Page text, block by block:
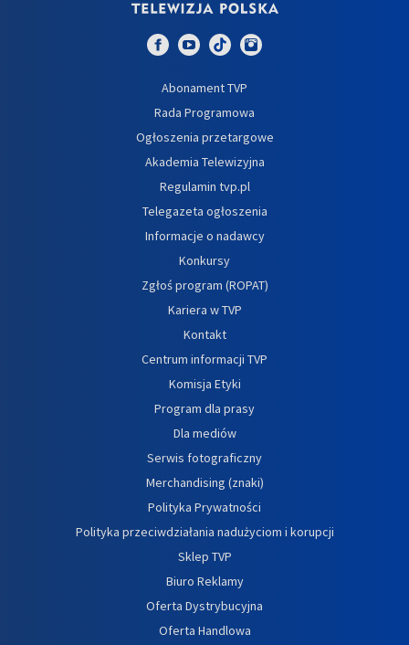
Abonament TVP
Rada Programowa
Ogłoszenia przetargowe
Akademia Telewizyjna
Regulamin tvp.pl
Telegazeta ogłoszenia
Informacje o nadawcy
Konkursy
Zgłoś program (ROPAT)
Kariera w TVP
Kontakt
Centrum informacji TVP
Komisja Etyki
Program dla prasy
Dla mediów
Serwis fotograficzny
Merchandising (znaki)
Polityka Prywatności
Polityka przeciwdziałania nadużyciom i korupcji
Sklep TVP
Biuro Reklamy
Oferta Dystrybucyjna
Oferta Handlowa